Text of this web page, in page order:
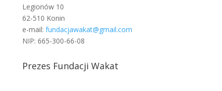
Legionów 10
62-510 Konin
e-mail: fundacjawakat@gmail.com
NIP: 665-300-66-08
Prezes Fundacji Wakat